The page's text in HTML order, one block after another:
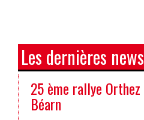
Les dernières news
25 ème rallye Orthez
Béarn